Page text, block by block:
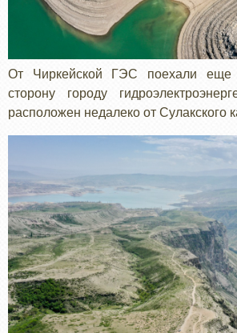
От Чиркейской ГЭС поехали еще
сторону городу
расположен недалеко от Сулакского